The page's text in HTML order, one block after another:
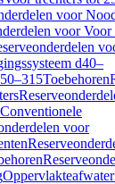
voor
voor Voor
d40–
Toebehoren
Conventionele
voor